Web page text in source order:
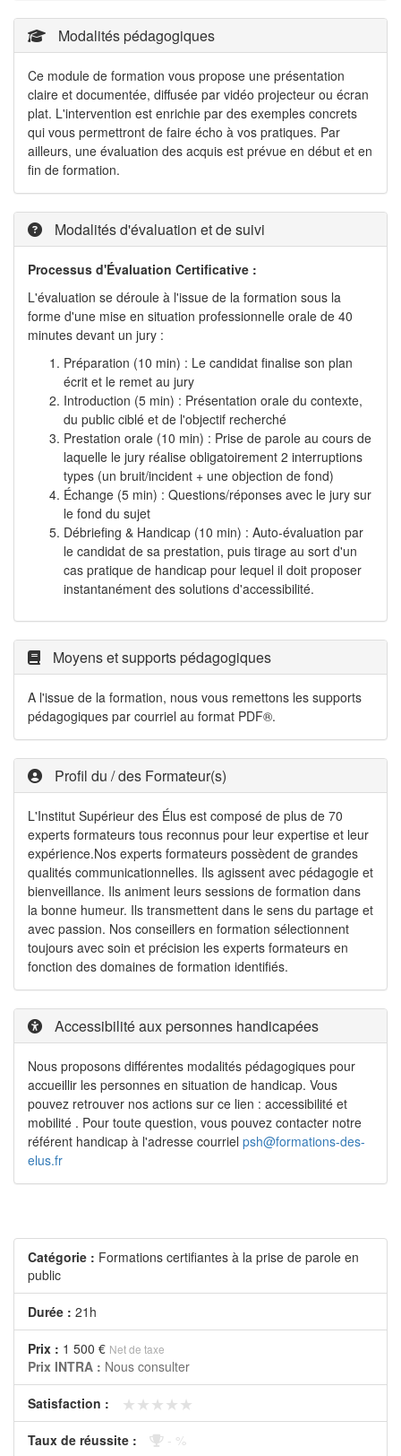
Modalités pédagogiques
Ce module de formation vous propose une présentation
claire et documentée, diffusée par vidéo projecteur ou écran
plat. L'intervention est enrichie par des exemples concrets
qui vous permettront de faire écho à vos pratiques. Par
ailleurs, une évaluation des acquis est prévue en début et en
fin de formation.
Modalités d'évaluation et de suivi
Processus d'Évaluation Certificative :
L'évaluation se déroule à l'issue de la formation sous la
forme d'une mise en situation professionnelle orale de 40
minutes devant un jury :
Préparation (10 min) : Le candidat finalise son plan
écrit et le remet au jury
Introduction (5 min) : Présentation orale du contexte,
du public ciblé et de l'objectif recherché
Prestation orale (10 min) : Prise de parole au cours de
laquelle le jury réalise obligatoirement 2 interruptions
types (un bruit/incident + une objection de fond)
Échange (5 min) : Questions/réponses avec le jury sur
le fond du sujet
Débriefing & Handicap (10 min) : Auto-évaluation par
le candidat de sa prestation, puis tirage au sort d'un
cas pratique de handicap pour lequel il doit proposer
instantanément des solutions d'accessibilité.
Moyens et supports pédagogiques
A l'issue de la formation, nous vous remettons les supports
pédagogiques par courriel au format PDF®.
Profil du / des Formateur(s)
L'Institut Supérieur des Élus est composé de plus de 70
experts formateurs tous reconnus pour leur expertise et leur
expérience.Nos experts formateurs possèdent de grandes
qualités communicationnelles. Ils agissent avec pédagogie et
bienveillance. Ils animent leurs sessions de formation dans
la bonne humeur. Ils transmettent dans le sens du partage et
avec passion. Nos conseillers en formation sélectionnent
toujours avec soin et précision les experts formateurs en
fonction des domaines de formation identifiés.
Accessibilité aux personnes handicapées
Nous proposons différentes modalités pédagogiques pour
accueillir les personnes en situation de handicap. Vous
pouvez retrouver nos actions sur ce lien : accessibilité et
mobilité . Pour toute question, vous pouvez contacter notre
référent handicap à l'adresse courriel psh@formations-des-
elus.fr
Catégorie : Formations certifiantes à la prise de parole en
public
Durée : 21h
Prix : 1 500 € Net de taxe
Prix INTRA : Nous consulter
Satisfaction : ★★★★★
★★★★★
Taux de réussite : - %